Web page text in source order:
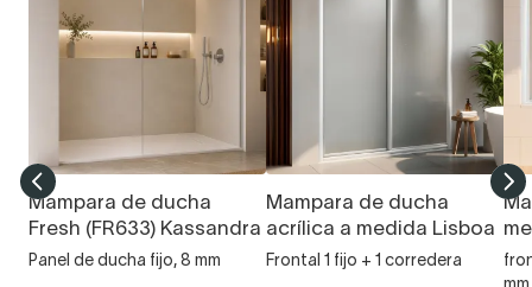
Mampara de ducha
Fresh (FR633) Kassandra
Panel de ducha fijo, 8 mm
Mampara de ducha
acrílica a medida Lisboa
Frontal 1 fijo + 1 corredera